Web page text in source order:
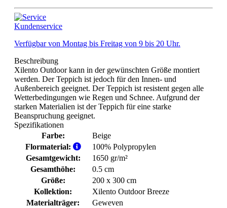
Kundenservice
Verfügbar von Montag bis Freitag von 9 bis 20 Uhr.
Beschreibung
Xilento Outdoor kann in der gewünschten Größe montiert
werden. Der Teppich ist jedoch für den Innen- und
Außenbereich geeignet. Der Teppich ist resistent gegen alle
Wetterbedingungen wie Regen und Schnee. Aufgrund der
starken Materialien ist der Teppich für eine starke
Beanspruchung geeignet.
Spezifikationen
Farbe:
Beige
Flormaterial:
100% Polypropylen
Gesamtgewicht:
1650 gr/m²
Gesamthöhe:
0.5 cm
Größe:
200 x 300 cm
Kollektion:
Xilento Outdoor Breeze
Materialträger:
Geweven